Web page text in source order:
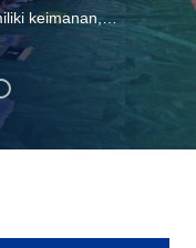
keimanan,
menjalankan
hari.